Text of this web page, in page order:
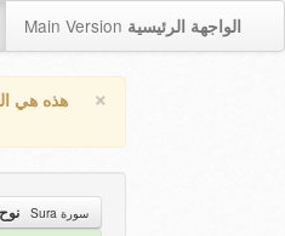
Main Version الواجهة الرئيسية
× هذه هي
سورة Sura نوح